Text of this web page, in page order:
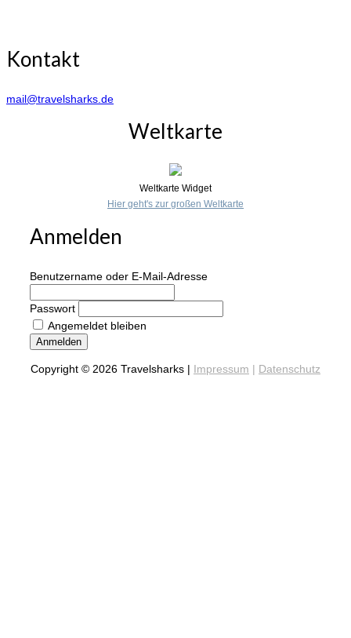
Kontakt
mail@travelsharks.de
Weltkarte
Weltkarte Widget
Hier geht's zur großen Weltkarte
Anmelden
Benutzername oder E-Mail-Adresse
Passwort
Angemeldet bleiben
Anmelden
Copyright © 2026 Travelsharks | Impressum | Datenschutz